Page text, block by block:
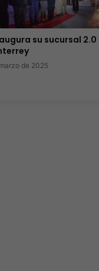
su sucursal 2.0
de 2025